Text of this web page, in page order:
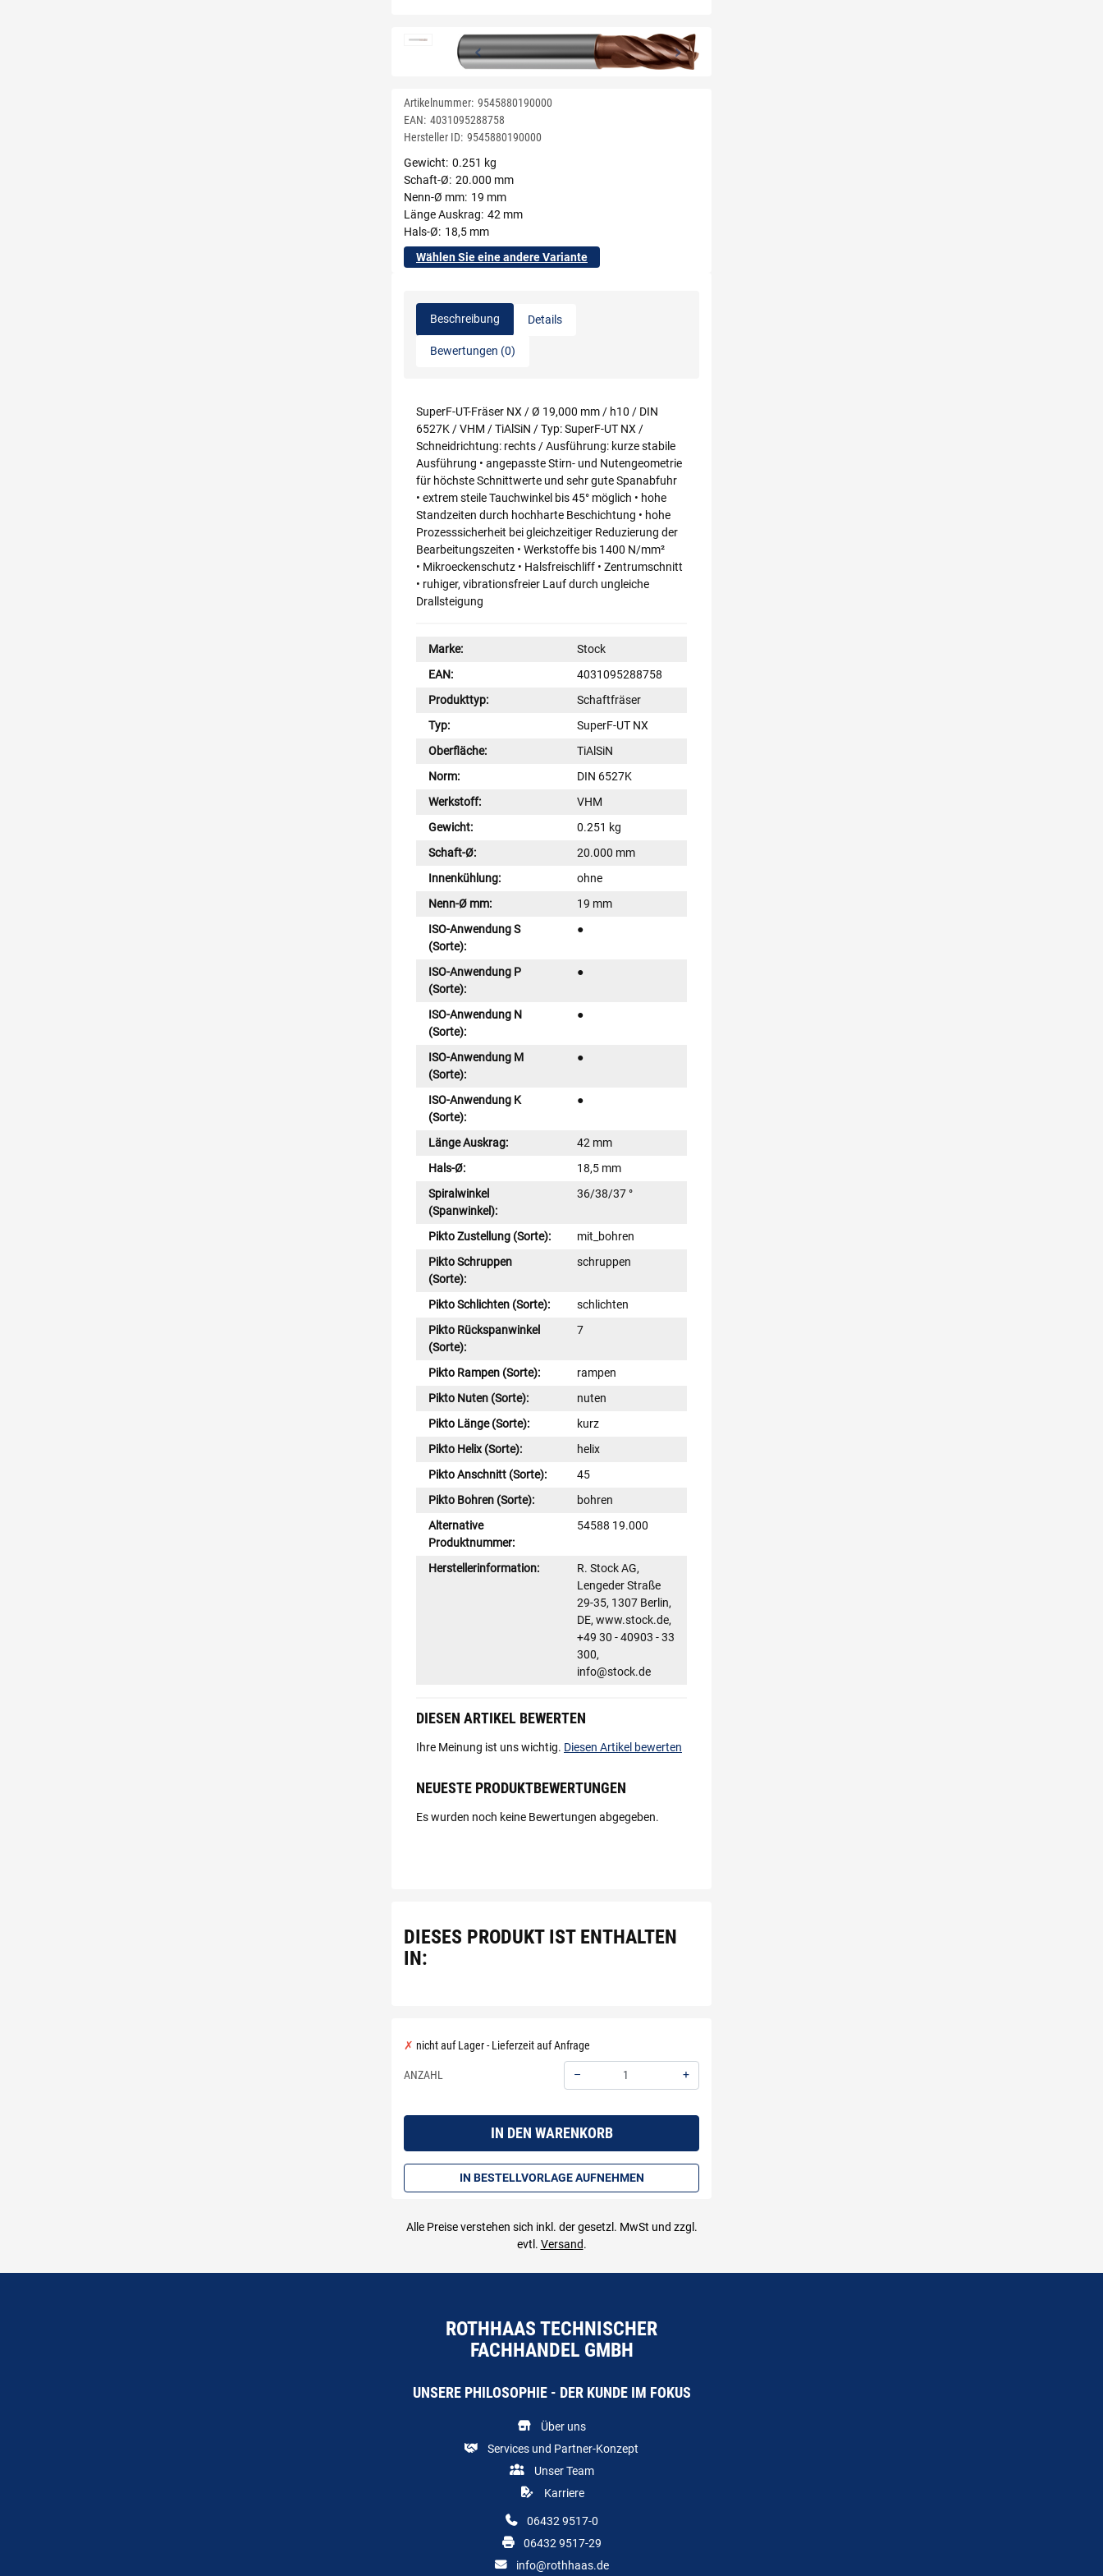
Artikelnummer: 9545880190000
EAN: 4031095288758
Hersteller ID: 9545880190000
Gewicht 0.251 kg
Schaft-Ø 20.000 mm
Nenn-Ø mm 19 mm
Länge Auskrag 42 mm
Hals-Ø
18,5 mm
Wählen Sie eine andere Variante
Beschreibung Details
Bewertungen (0)
SuperF-UT-Fräser NX / Ø 19,000 mm / h10 / DIN
6527K / VHM / TiAlSiN / Typ: SuperF-UT NX /
Schneidrichtung: rechts / Ausführung: kurze stabile
Ausführung • angepasste Stirn- und Nutengeometrie
für höchste Schnittwerte und sehr gute Spanabfuhr
• extrem steile Tauchwinkel bis 45° möglich • hohe
Standzeiten durch hochharte Beschichtung • hohe
Prozesssicherheit bei gleichzeitiger Reduzierung der
Bearbeitungszeiten • Werkstoffe bis 1400 N/mm²
• Mikroeckenschutz • Halsfreischliff • Zentrumschnitt
• ruhiger, vibrationsfreier Lauf durch ungleiche
Drallsteigung
Marke:
Stock
EAN:
4031095288758
Produkttyp:
Schaftfräser
Typ:
SuperF-UT NX
Oberfläche:
TiAlSiN
Norm:
DIN 6527K
Werkstoff:
VHM
Gewicht:
0.251 kg
Schaft-Ø:
20.000 mm
Innenkühlung:
ohne
Nenn-Ø mm:
19 mm
ISO-Anwendung S
(Sorte):
●
ISO-Anwendung P
(Sorte):
●
ISO-Anwendung N
(Sorte):
●
ISO-Anwendung M
(Sorte):
●
ISO-Anwendung K
(Sorte):
●
Länge Auskrag:
42 mm
Hals-Ø:
18,5 mm
Spiralwinkel
(Spanwinkel):
36/38/37 °
Pikto Zustellung (Sorte):
mit_bohren
Pikto Schruppen
(Sorte):
schruppen
Pikto Schlichten (Sorte):
schlichten
Pikto Rückspanwinkel
(Sorte):
7
Pikto Rampen (Sorte):
rampen
Pikto Nuten (Sorte):
nuten
Pikto Länge (Sorte):
kurz
Pikto Helix (Sorte):
helix
Pikto Anschnitt (Sorte):
45
Pikto Bohren (Sorte):
bohren
Alternative
Produktnummer:
54588 19.000
Herstellerinformation:
R. Stock AG,
Lengeder Straße
29-35, 1307 Berlin,
DE, www.stock.de,
+49 30 - 40903 - 33
300,
info@stock.de
DIESEN ARTIKEL BEWERTEN
Ihre Meinung ist uns wichtig. Diesen Artikel bewerten
NEUESTE PRODUKTBEWERTUNGEN
Es wurden noch keine Bewertungen abgegeben.
DIESES PRODUKT IST ENTHALTEN
IN:
nicht auf Lager - Lieferzeit auf Anfrage
ANZAHL –
+
IN DEN WARENKORB
IN BESTELLVORLAGE AUFNEHMEN
Alle Preise verstehen sich inkl. der gesetzl. MwSt und zzgl.
evtl. Versand.
ROTHHAAS TECHNISCHER
FACHHANDEL GMBH
UNSERE PHILOSOPHIE - DER KUNDE IM FOKUS
Über uns
Services und Partner-Konzept
Unser Team
Karriere
06432 9517-0
06432 9517-29
info@rothhaas.de